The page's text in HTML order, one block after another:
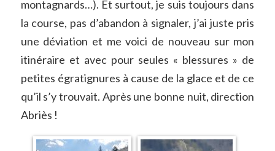
montagnards…). Et surtout, je suis toujours dans
la course, pas d’abandon à signaler, j’ai juste pris
une déviation et me voici de nouveau sur mon
itinéraire et avec pour seules « blessures » de
petites égratignures à cause de la glace et de ce
qu’il s’y trouvait. Après une bonne nuit, direction
Abriès !